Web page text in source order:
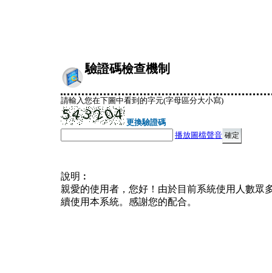
驗證碼檢查機制
請輸入您在下圖中看到的字元(字母區分大小寫)
更換驗證碼
播放圖檔聲音
說明︰
親愛的使用者，您好！由於目前系統使用人數眾
續使用本系統。感謝您的配合。